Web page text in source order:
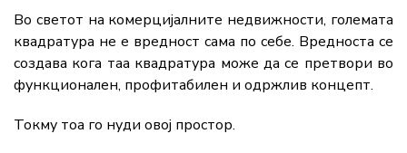
Во светот на комерцијалните недвижности, големата
квадратура не е вредност сама по себе. Вредноста се
создава кога таа квадратура може да се претвори во
функционален, профитабилен и одржлив концепт.
Токму тоа го нуди овој простор.